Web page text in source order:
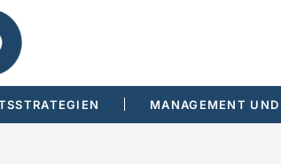
MANAGEMENT